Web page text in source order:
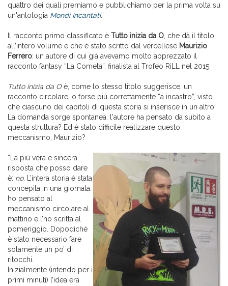
quattro dei quali premiamo e pubblichiamo per la prima volta su
un'antologia Mondi Incantati.
Il racconto primo classificato è Tutto inizia da O , che dà il titolo
all’intero volume e che è stato scritto dal vercellese Maurizio
Ferrero: un autore di cui già avevamo molto apprezzato il
racconto fantasy “La Cometa”, finalista al Trofeo RiLL nel 2015.
Tutto inizia da Oè, come lo stesso titolo suggerisce, un
racconto circolare, o forse più correttamente “a incastro”, visto
che ciascuno dei capitoli di questa storia si inserisce in un altro.
La domanda sorge spontanea: l'autore ha pensato da subito a
questa struttura? Ed è stato difficile realizzare questo
meccanismo, Maurizio?
“La più vera e sincera
risposta che posso dare
è: no. L’intera storia è stata
concepita in una giornata:
ho pensato al
meccanismo circolare al
mattino e l’ho scritta al
pomeriggio. Dopodiché
è stato necessario fare
solamente un po’ di
ritocchi.
Inizialmente (intendo per i
primi minuti) l’idea era